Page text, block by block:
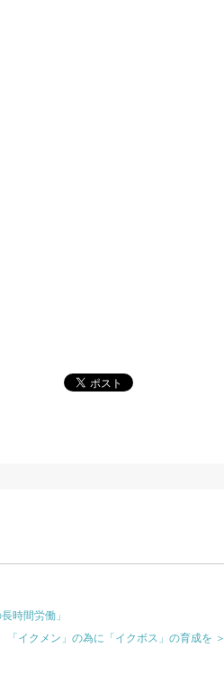
時間労働」
イクメン」の為に「イクボス」の育成を ＞